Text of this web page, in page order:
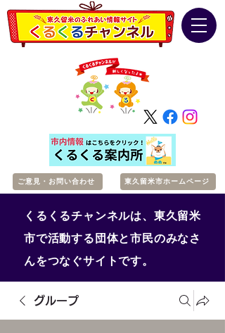
ご意見・お問い合わせ 東久留米市ホームページ
くるくるチャンネルは、東久留米
市で活動する団体と市民のみなさ
んをつなぐサイトです。
グループ